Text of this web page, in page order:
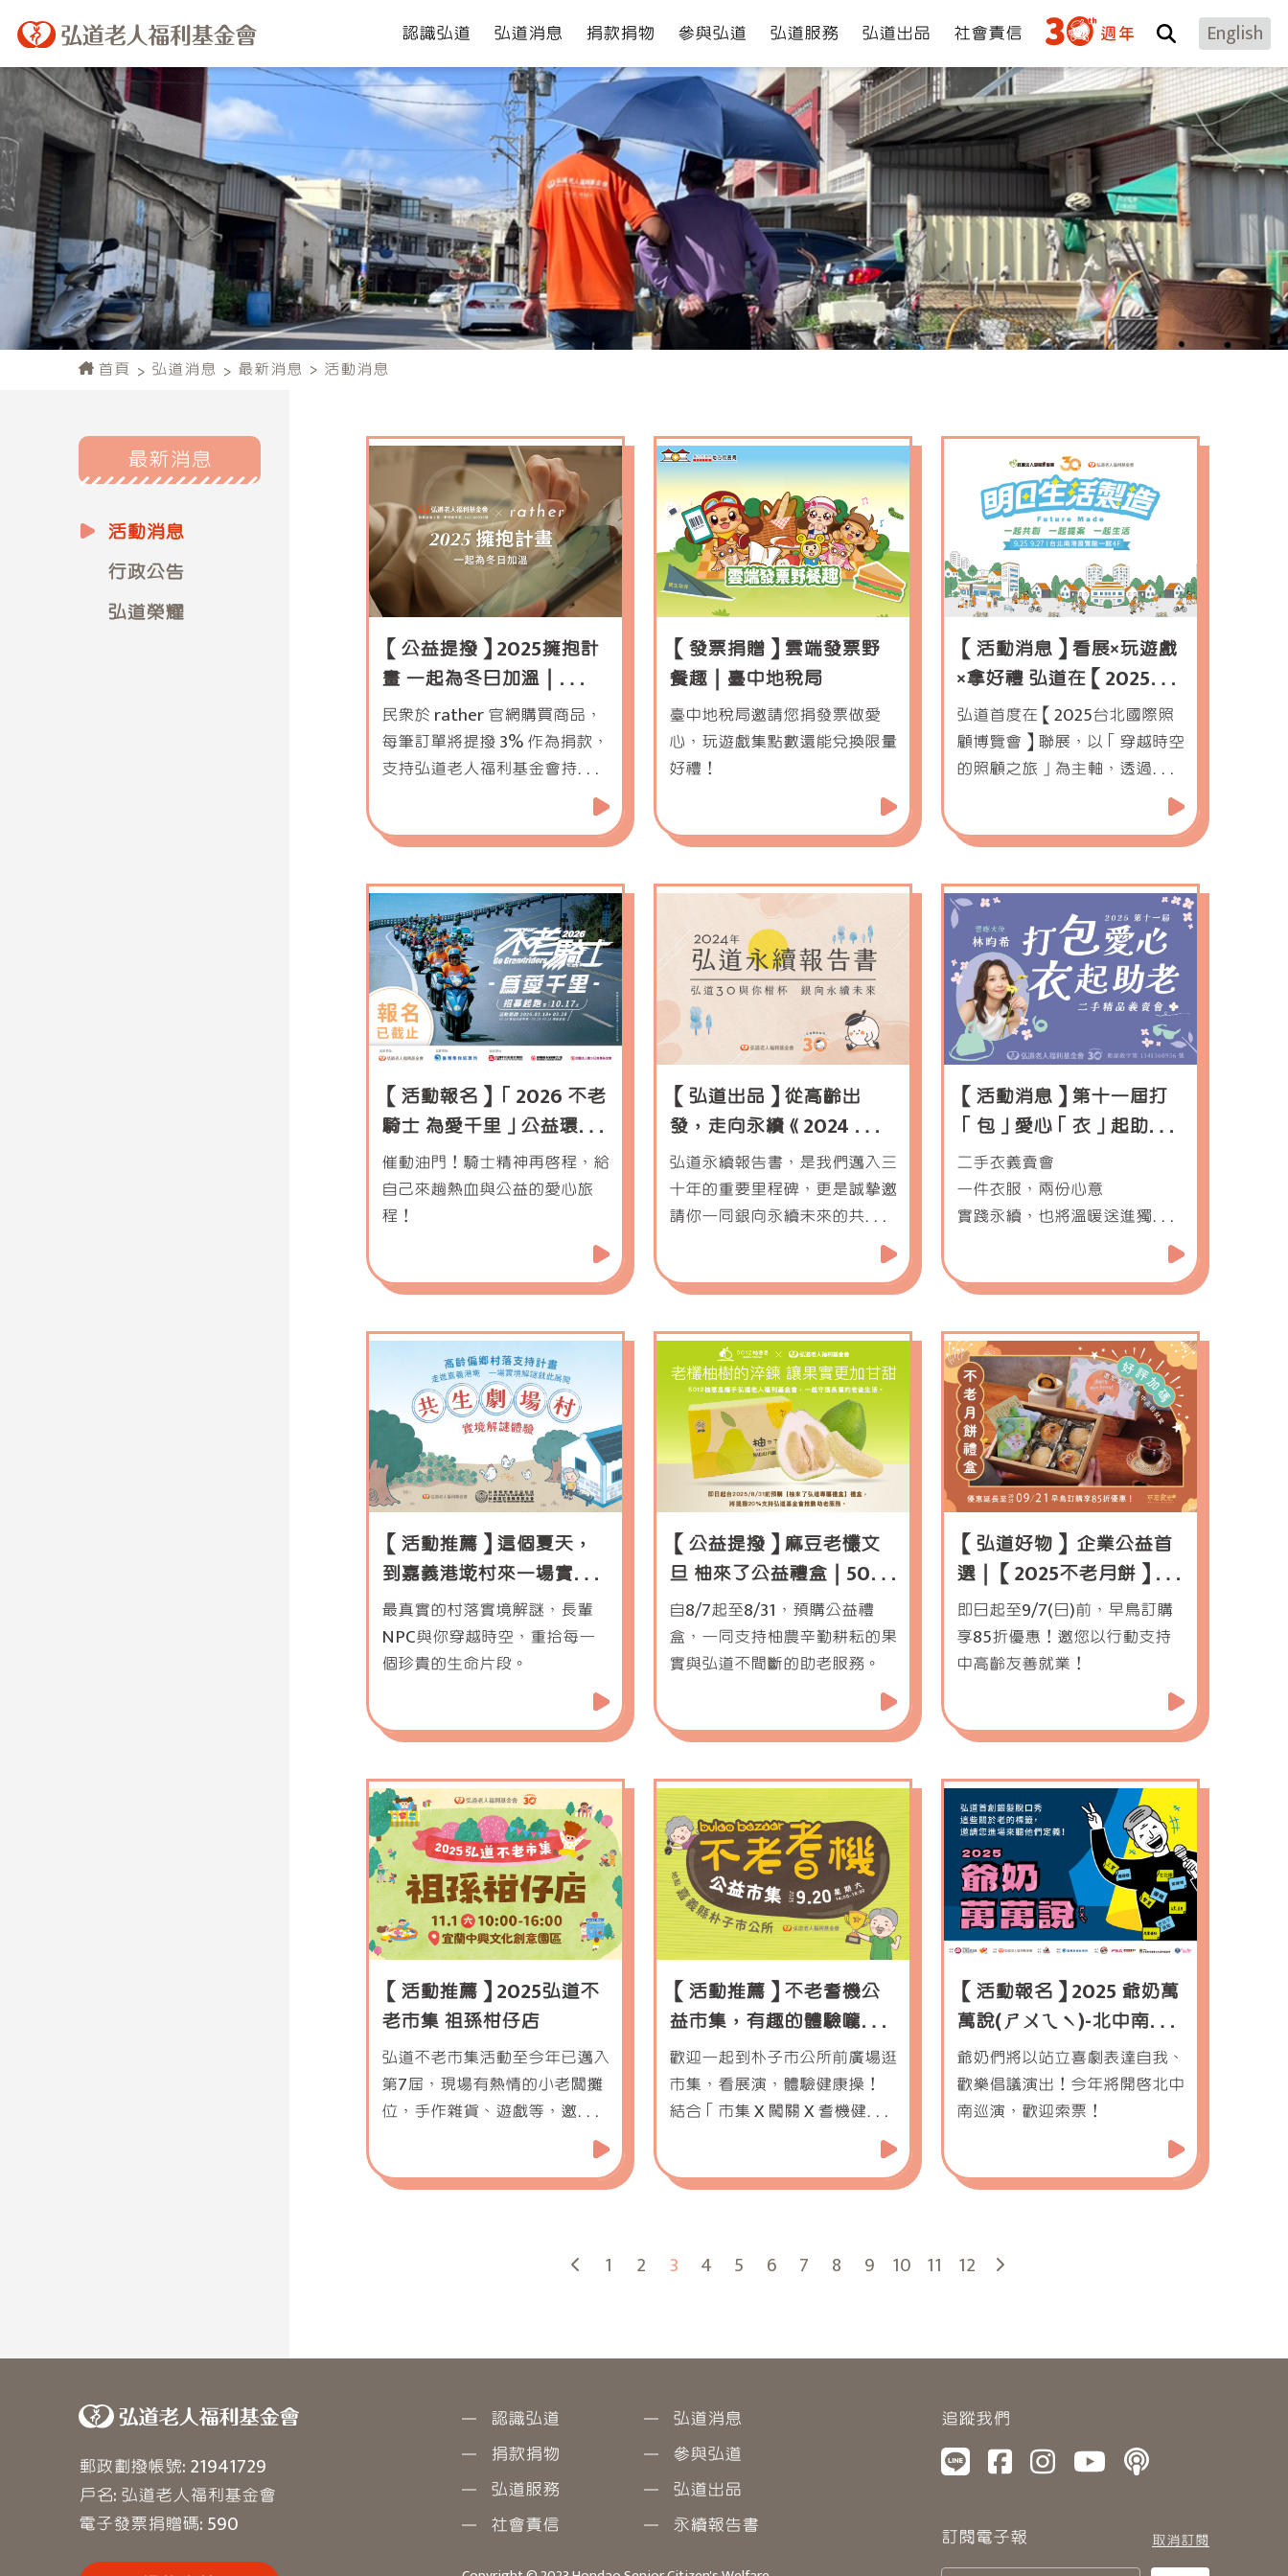
認識弘道 弘道消息 捐款捐物 參與弘道 弘道服務 弘道出品 社會責信 English
首頁 弘道消息 最新消息 活動消息
最新消息
活動消息
行政公告
弘道榮耀
【公益提撥】2025擁抱計
畫 一起為冬日加溫｜
rather
民眾於 rather 官網購買商品，
每筆訂單將提撥 3% 作為捐款，
支持弘道老人福利基金會持續推
【發票捐贈】雲端發票野
餐趣｜臺中地稅局
臺中地稅局邀請您捐發票做愛
心，玩遊戲集點數還能兌換限量
好禮！
【活動消息】看展×玩遊戲
×拿好禮 弘道在【2025台
北國際照顧博覽會】等你
弘道首度在【2025台北國際照
顧博覽會】聯展，以「穿越時空
的照顧之旅」為主軸，透過展區
互動和精彩講座，一起回顧30
深耕與創新。
【活動報名】「2026 不老
騎士 為愛千里」公益環島
招募起跑！(報名已截止)
催動油門！騎士精神再啟程，給
自己來趟熱血與公益的愛心旅
程！
【弘道出品】從高齡出
發，走向永續《2024 弘道
永續報告書》
弘道永續報告書，是我們邁入三
十年的重要里程碑，更是誠摯邀
請你一同銀向永續未來的共好行
【活動消息】第十一屆打
「包」愛心「衣」起助老
二手精品義賣會
二手衣義賣會
一件衣服，兩份心意
實踐永續，也將溫暖送進獨老心
【活動推薦】這個夏天，
到嘉義港墘村來一場實境
解謎遊戲吧！
最真實的村落實境解謎，長輩
NPC與你穿越時空，重拾每一
個珍貴的生命片段。
【公益提撥】麻豆老欉文
旦 柚來了公益禮盒｜5012
柚意思
自8/7起至8/31，預購公益禮
盒，一同支持柚農辛勤耕耘的果
實與弘道不間斷的助老服務。
【弘道好物】 企業公益首
選｜【2025不老月餅】中
秋禮盒預購中！
即日起至9/7(日)前，早鳥訂購
享85折優惠！邀您以行動支持
中高齡友善就業！
【活動推薦】2025弘道不
老市集 祖孫柑仔店
弘道不老市集活動至今年已邁入
第7屆，現場有熱情的小老闆攤
位，手作雜貨、遊戲等，邀您一
【活動推薦】不老耆機公
益市集，有趣的體驗嚨底
「嘉」，歡迎大家一起逛
市集、做公益！
歡迎一起到朴子市公所前廣場逛
市集，看展演，體驗健康操！
結合「市集 X 闖關 X 耆機健康
起成為市集攤主，創造更多的機
位，等您一起來參加！
【活動報名】2025 爺奶萬
萬說(ㄕㄨㄟˋ)-北中南演
出公告
爺奶們將以站立喜劇表達自我、
歡樂倡議演出！今年將開啟北中
南巡演，歡迎索票！
1 2 3 4 5 6 7 8 9 10 11 12
郵政劃撥帳號: 21941729
戶名: 弘道老人福利基金會
電子發票捐贈碼: 590
認識弘道
弘道消息
捐款捐物
參與弘道
弘道服務
弘道出品
社會責信
永續報告書
追蹤我們
訂閱電子報 取消訂閱